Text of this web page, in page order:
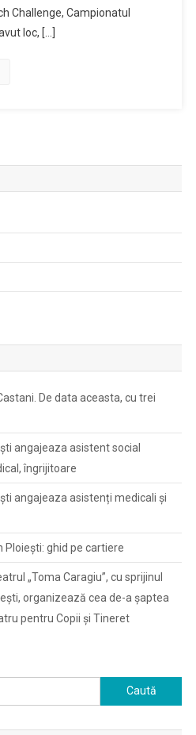
Challenge, Campionatul
loc, […]
De data aceasta, cu trei
angajeaza asistent social
îngrijitoare
angajeaza asistenți medicali și
Ploiești: ghid pe cartiere
„Toma Caragiu”, cu sprijinul
organizează cea de-a șaptea
pentru Copii și Tineret
Caută
după: